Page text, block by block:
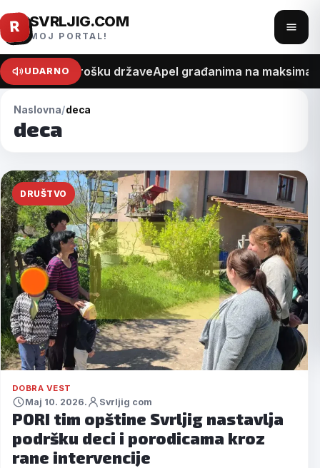
Pređi
na
sadržaj
R SVRLJIG.COM
MOJ PORTAL!
meni
UDARNO
recept o trošku državeApel građanima na
Naslovna deca
deca
DRUŠTVO
DOBRA VEST
Maj 10. 2026. Svrljig com
PORI tim opštine Svrljig nastavlja
podršku deci i porodicama kroz
rane intervencije